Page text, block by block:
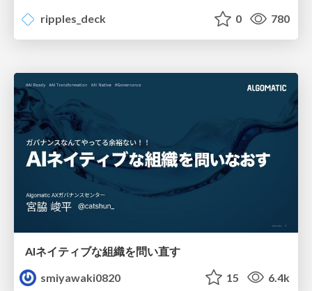
ripples_deck
0 780
AIネイティブな組織を問い直す
smiyawaki0820
15 6.4k